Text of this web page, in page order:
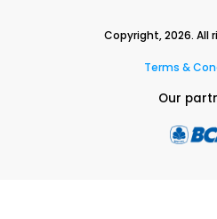
Copyright,2026. All
Terms &
Our